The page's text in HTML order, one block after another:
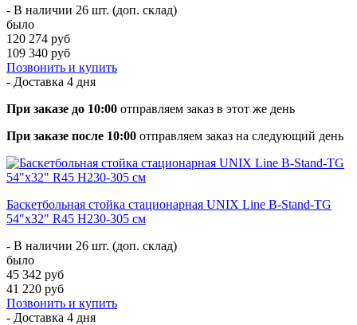
- В наличии 26 шт. (доп. склад)
было
120 274 руб
109 340 руб
Позвонить и купить
- Доставка 4 дня
При заказе до 10:00 отправляем заказ в этот же день
При заказе после 10:00 отправляем заказ на следующий день
Баскетбольная стойка стационарная UNIX Line B-Stand-TG
54"x32" R45 H230-305 см
- В наличии 26 шт. (доп. склад)
было
45 342 руб
41 220 руб
Позвонить и купить
- Доставка 4 дня